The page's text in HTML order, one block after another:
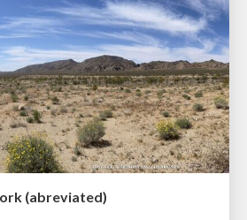
(abreviated)